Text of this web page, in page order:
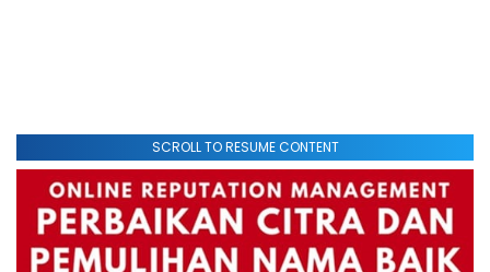
SCROLL TO RESUME CONTENT